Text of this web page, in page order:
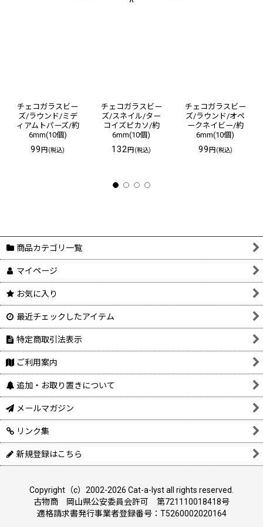
チェコガラスビー
ズ/ラウンド/ミデ
ィアムトパーズ/約
6mm(10個)
99円(税込)
チェコガラスビー
ズ/スネイル/ター
コイズピカソ/約
6mm(10個)
132円(税込)
チェコガラスビー
ズ/ラウンド/オペ
ークネイビー/約
6mm(10個)
99円(税込)
商品カテゴリ一覧
マイページ
お気に入り
最近チェックしたアイテム
特定商取引法表示
ご利用案内
追加・お取り置きについて
メールマガジン
リンク集
新規登録はこちら
Copyright（c）2002-2026 Cat-a-lyst all rights reserved.
古物商 岡山県公安委員会許可 第721110018418号
適格請求書発行事業者登録番号：T5260002020164